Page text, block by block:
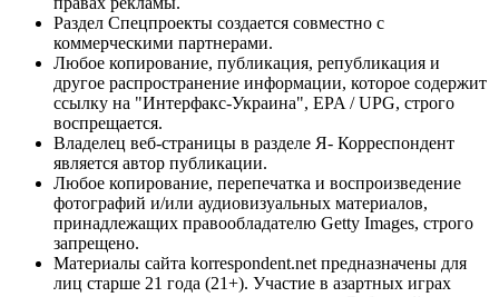
Раздел Спецпроекты создается совместно с
коммерческими партнерами.
Любое копирование, публикация, републикация и
другое распространение информации, которое содержит
ссылку на "Интерфакс-Украина", EPA / UPG, строго
воспрещается.
Владелец веб-страницы в разделе Я- Корреспондент
является автор публикации.
Любое копирование, перепечатка и воспроизведение
фотографий и/или аудиовизуальных материалов,
принадлежащих правообладателю Getty Images, строго
запрещено.
Материалы сайта korrespondent.net предназначены для
лиц старше 21 года (21+). Участие в азартных играх